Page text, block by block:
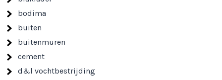
bodima
buiten
buitenmuren
cement
d&l vochtbestrijding